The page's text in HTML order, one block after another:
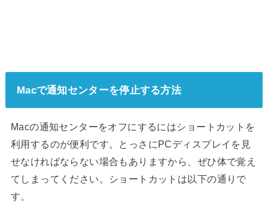
Macで通知センターを停止する方法
Macの通知センターをオフにするにはショートカットを
利用するのが便利です。とっさにPCディスプレイを見
せなければならない場合もありますから、ぜひ体で覚え
てしまってください。ショートカットは以下の通りで
す。